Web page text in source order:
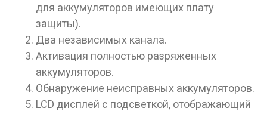
для аккумуляторов имеющих плату
защиты).
Два независимых канала.
Активация полностью разряженных
аккумуляторов.
Обнаружение неисправных аккумуляторов.
LCD дисплей с подсветкой, отображающий